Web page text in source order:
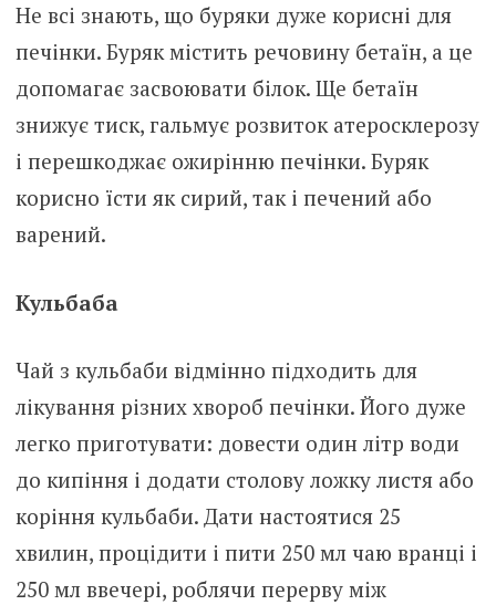
Не всі знають, що буряки дуже корисні для
печінки. Буряк містить речовину бетаїн, а це
допомагає засвоювати білок. Ще бетаїн
знижує тиск, гальмує розвиток атеросклерозу
і перешкоджає ожирінню печінки. Буряк
корисно їсти як сирий, так і печений або
варений.
Кульбаба
Чай з кульбаби відмінно підходить для
лікування різних хвороб печінки. Його дуже
легко приготувати: довести один літр води
до кипіння і додати столову ложку листя або
коріння кульбаби. Дати настоятися 25
хвилин, процідити і пити 250 мл чаю вранці і
250 мл ввечері, роблячи перерву між